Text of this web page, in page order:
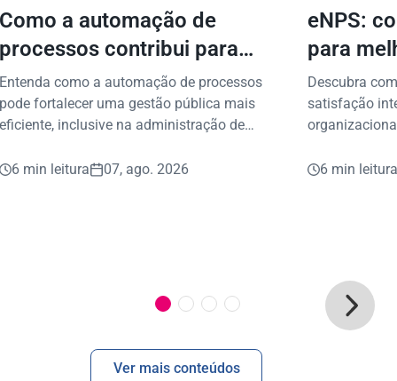
Como a automação de
processos contribui para
uma gestão pública mais
eficiente
Entenda como a automação de processos
pode fortalecer uma gestão pública mais
eficiente, inclusive na administração de
6 min leitura
07, ago. 2026
eNPS:
para
Descubra
satisfação
6 min leitura
Ver mais conteúdos